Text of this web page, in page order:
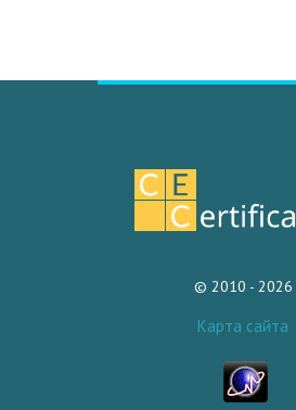
© 2010 - 2026
Карта сайта